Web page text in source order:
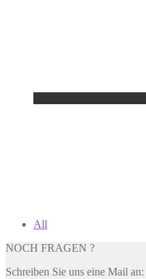
All
NOCH FRAGEN ?
Schreiben Sie uns eine Mail an: